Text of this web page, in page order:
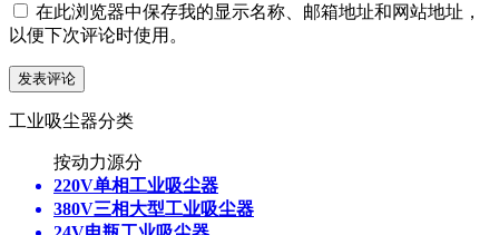
在此浏览器中保存我的显示名称、邮箱地址和网站地址，
以便下次评论时使用。
工业吸尘器分类
按动力源分
220V单相工业吸尘器
380V三相大型工业吸尘器